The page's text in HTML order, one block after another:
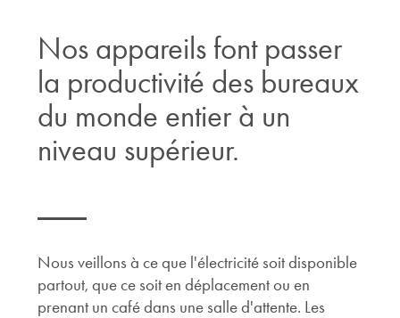
Nos appareils font passer
la productivité des bureaux
du monde entier à un
niveau supérieur.
Nous veillons à ce que l'électricité soit disponible
partout, que ce soit en déplacement ou en
prenant un café dans une salle d'attente. Les